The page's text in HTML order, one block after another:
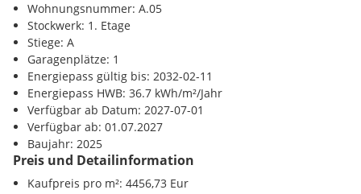
Wohnung Top A05 EUR 306.400,00
Garagenstellplatz P25 EUR 25.000,00
Gesamtkaufpreis EUR 331.400,00
Der Erwerb der KFZ Stellplätze ist verpflichtend.
Die angeführten Kaufpreise verstehen sich für Endkunden
umsatzsteuerbefreit,Anlegerpreise senden wir Ihnen auf
Wunsch gerne zu.
Höhere Schule <575m
Nahversorgung
Supermarkt <125m
Bäckerei <575m
Einkaufszentrum <875m
Verkehr
Bahnhof <925m
Autobahnanschluss <5200m
Wohnungsnummer: A.05
Stockwerk: 1. Etage
Stiege: A
Garagenplätze: 1
Energiepass gültig bis: 2032-02-11
Energiepass HWB: 36.7 kWh/m²/Jahr
Verfügbar ab Datum: 2027-07-01
Verfügbar ab: 01.07.2027
Baujahr: 2025
Preis und Detailinformation
Kaufpreis pro m²: 4456,73 Eur